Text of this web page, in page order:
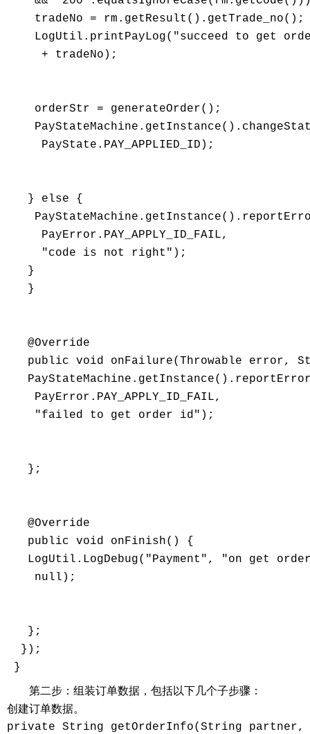
    tradeNo = rm.getResult().getTrade_no();
LogUtil.printPayLog("succeed to get
     + tradeNo);
    orderStr = generateOrder();
     PayState.PAY_APPLIED_ID);
   } else {
     PayError.PAY_APPLY_ID_FAIL,
     "code is not right");
   }
   }
   @Override
public void onFailure(Throwable error,
    PayError.PAY_APPLY_ID_FAIL,
    "failed to get order id");
   };
   @Override
   public void onFinish() {
LogUtil.LogDebug("Payment", "on get
    null);
   };
  });
第二步：组装订单数据，包括以下几个子步骤：
创建订单数据。
private String getOrderInfo(String